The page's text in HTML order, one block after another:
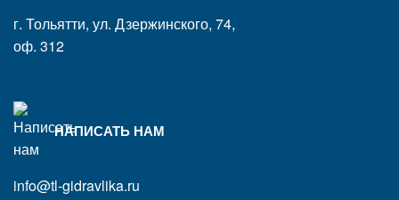
г. Тольятти, ул. Дзержинского, 74,
оф. 312
НАПИСАТЬ НАМ
info@tl-gidravlika.ru